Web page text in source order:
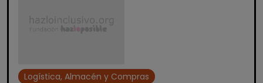
Logística, Almacén y Compras